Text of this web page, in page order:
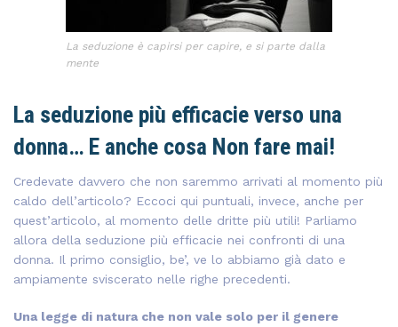
La seduzione è capirsi per capire, e si parte dalla
mente
La seduzione più efficacie verso una
donna… E anche cosa Non fare mai!
Credevate davvero che non saremmo arrivati al momento più
caldo dell’articolo? Eccoci qui puntuali, invece, anche per
quest’articolo, al momento delle dritte più utili! Parliamo
allora della seduzione più efficacie nei confronti di una
donna. Il primo consiglio, be’, ve lo abbiamo già dato e
ampiamente sviscerato nelle righe precedenti.
Una legge di natura che non vale solo per il genere